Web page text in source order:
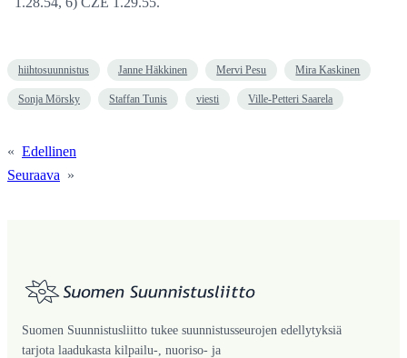
hiihtosuunnistus Janne Häkkinen Mervi Pesu Mira Kaskinen
Sonja Mörsky Staffan Tunis viesti Ville-Petteri Saarela
« Edellinen
Seuraava »
Suomen Suunnistusliitto tukee suunnistusseurojen edellytyksiä
tarjota laadukasta kilpailu-, nuoriso- ja